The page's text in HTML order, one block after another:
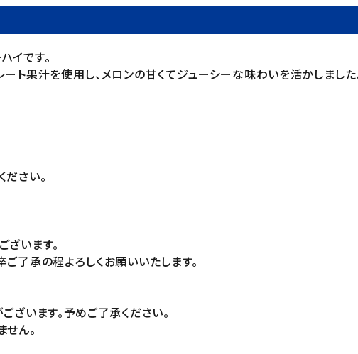
イです。
ト果汁を使用し、メロンの甘くてジューシーな味わいを活かしました
さい。
います。
了承の程よろしくお願いいたします。
ざいます。予めご了承ください。
ん。